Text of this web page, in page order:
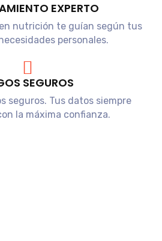
EXPERTO
nutrición te guían según tus
personales.
SEGUROS
seguros. Tus datos siempre
la máxima confianza.